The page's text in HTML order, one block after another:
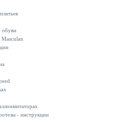
обуви
Masculan
- инструкции